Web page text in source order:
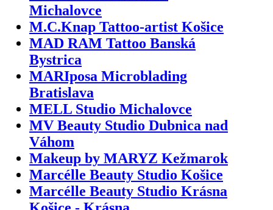
Michalovce
M.C.Knap Tattoo-artist Košice
MAD RAM Tattoo Banská
Bystrica
MARIposa Microblading
Bratislava
MELL Studio Michalovce
MV Beauty Studio Dubnica nad
Váhom
Makeup by MARYZ Kežmarok
Marcélle Beauty Studio Košice
Marcélle Beauty Studio Krásna